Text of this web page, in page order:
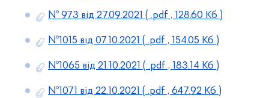
№ 973 від 27.09.2021 ( .pdf , 128.60 Кб )
№1015 від 07.10.2021 ( .pdf , 154.05 Кб )
№1065 від 21.10.2021 ( .pdf , 183.14 Кб )
№1071 від 22.10.2021 ( .pdf , 647.92 Кб )